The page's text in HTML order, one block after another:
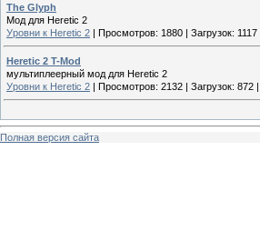
The Glyph
Мод для Heretic 2
Уровни к Heretic 2 | Просмотров: 1880 | Загрузок: 1117
Heretic 2 T-Mod
мультиплеерный мод для Heretic 2
Уровни к Heretic 2 | Просмотров: 2132 | Загрузок: 872 |
Полная версия сайта